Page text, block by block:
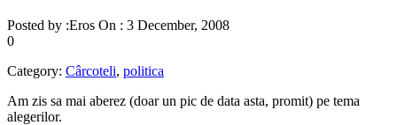
Posted by :Eros On : 3 December, 2008
0
Category: Cârcoteli, politica
Am zis sa mai aberez (doar un pic de data asta, promit) pe tema
alegerilor.